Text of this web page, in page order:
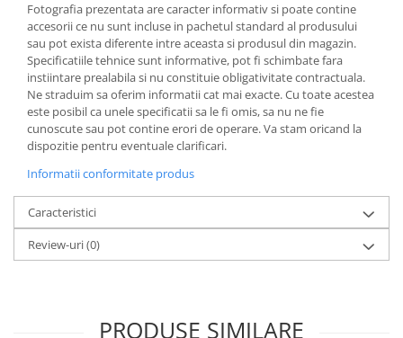
Stergatoare auto
Paravanturi auto
Lumini ambientale
Fotografia prezentata are caracter informativ si poate contine
accesorii ce nu sunt incluse in pachetul standard al produsului
sau pot exista diferente intre aceasta si produsul din magazin.
Specificatiile tehnice sunt informative, pot fi schimbate fara
instiintare prealabila si nu constituie obligativitate contractuala.
Ne straduim sa oferim informatii cat mai exacte. Cu toate acestea
este posibil ca unele specificatii sa le fi omis, sa nu ne fie
cunoscute sau pot contine erori de operare. Va stam oricand la
dispozitie pentru eventuale clarificari.
Informatii conformitate produs
Caracteristici
Review-uri(0)
PRODUSE SIMILARE